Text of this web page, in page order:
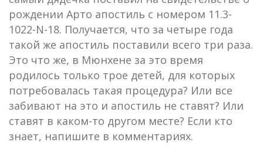
рождении Арто апостиль с номером 11.3-
1022-N-18. Получается, что за четыре года
такой же апостиль поставили всего три раза.
Это что же, в Мюнхене за это время
родилось только трое детей, для которых
потребовалась такая процедура? Или все
забивают на это и апостиль не ставят? Или
ставят в каком-то другом месте? Если кто
знает, напишите в комментариях.